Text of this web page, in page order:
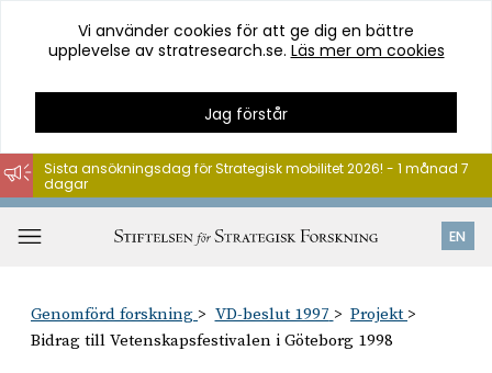
Hoppa
till
innehåll
Vi använder cookies för att ge dig en bättre
upplevelse av stratresearch.se. Läs mer om cookies
Jag förstår
EN
Sista ansökningsdag för Strategisk mobilitet 2026! - 1 månad 7
dagar
Genomförd forskning VD-beslut 1997
Projekt
Bidrag till Vetenskapsfestivalen i Göteborg 1998